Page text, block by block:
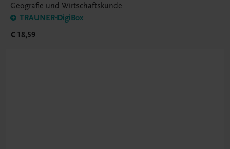
Geografie und Wirtschaftskunde
TRAUNER-DigiBox
€ 18,59